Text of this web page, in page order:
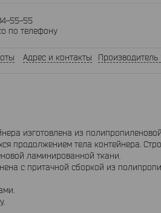
55-55
по телефону
Адрес и контакты Производитель
изготовлена из
продолжением тела контейнера.
ламинированной ткани.
с притачной сборкой из